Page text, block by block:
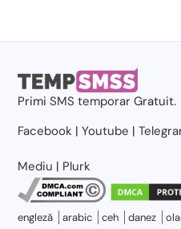
PrimiSMS temporar Gratuit.
Facebook |Youtube |
Mediu | Plurk
engleză arabic ceh danez